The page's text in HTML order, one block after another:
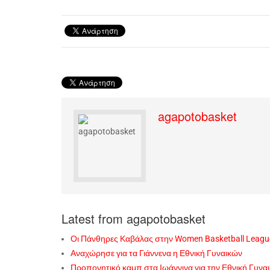
agapotobasket
Latest from agapotobasket
Οι Πάνθηρες Καβάλας στην Women Basketball
Αναχώρησε για τα Γιάννενα η Εθνική Γυναικών
Προπονητικό καμπ στα Ιωάννινα για την Εθνική